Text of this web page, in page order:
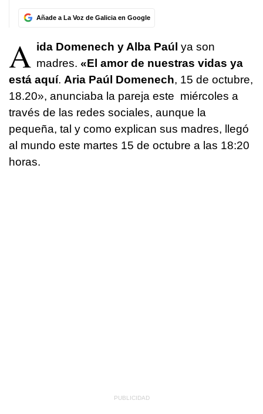
Añade a La Voz de Galicia en Google
A ida Domenech y Alba Paúl ya son
madres. «El amor de nuestras vidas ya
está aquí. Aria Paúl Domenech, 15 de octubre,
18.20», anunciaba la pareja este miércoles a
través de las redes sociales, aunque la
pequeña, tal y como explican sus madres, llegó
al mundo este martes 15 de octubre a las 18:20
horas.